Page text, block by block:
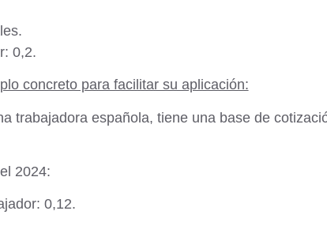
0,2.
concreto para facilitar su aplicación:
trabajadora española, tiene una base de
2024:
0,12.